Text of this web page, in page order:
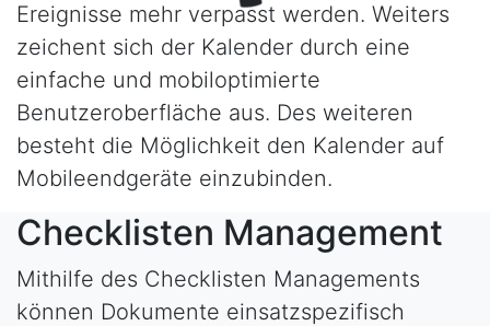
Ereignisse mehr verpasst werden. Weiters
zeichent sich der Kalender durch eine
einfache und mobiloptimierte
Benutzeroberfläche aus. Des weiteren
besteht die Möglichkeit den Kalender auf
Mobileendgeräte einzubinden.
Checklisten Management
Mithilfe des Checklisten Managements
können Dokumente einsatzspezifisch